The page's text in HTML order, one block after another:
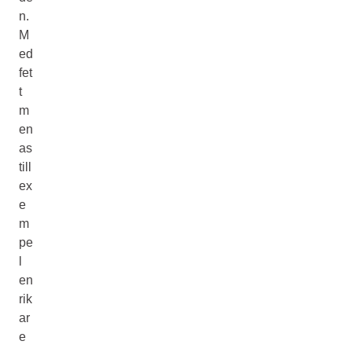
n.
M
ed
fet
t
m
en
as
till
ex
e
m
pe
en
rik
ar
e